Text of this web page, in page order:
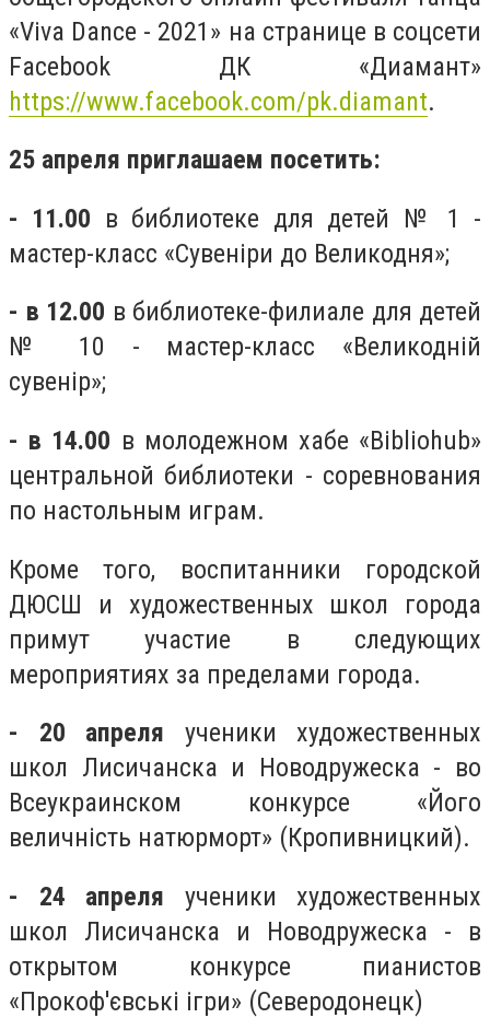
«Viva Dance - 2021» на странице в соцсети
Facebook ДК «Диамант»
https://www.facebook.com/pk.diamant.
25 апреля приглашаем посетить:
- 11.00 в библиотеке для детей № 1 -
мастер-класс «Сувеніри до Великодня»;
- в 12.00 в библиотеке-филиале для детей
№ 10 - мастер-класс «Великодній
сувенір»;
- в 14.00 в молодежном хабе «Bibliohub»
центральной библиотеки - соревнования
по настольным играм.
Кроме того, воспитанники городской
ДЮСШ и художественных школ города
примут участие в следующих
мероприятиях за пределами города.
- 20 апреля ученики художественных
школ Лисичанска и Новодружеска - во
Всеукраинском конкурсе «Його
величність натюрморт» (Кропивницкий).
- 24 апреля ученики художественных
школ Лисичанска и Новодружеска - в
открытом конкурсе пианистов
«Прокоф'євські ігри» (Северодонецк)